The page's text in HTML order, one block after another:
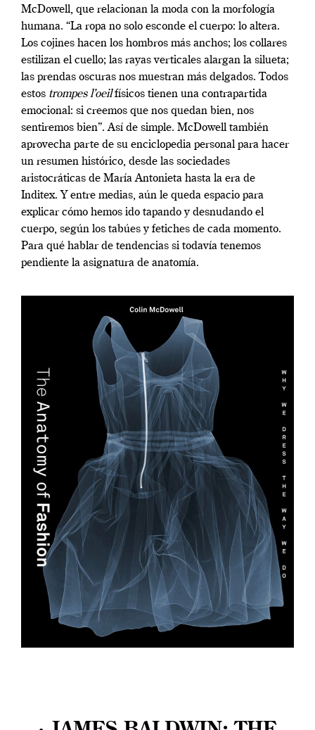
McDowell, que relacionan la moda con la morfología
humana. “La ropa no solo esconde el cuerpo: lo altera.
Los cojines hacen los hombros más anchos; los collares
estilizan el cuello; las rayas verticales alargan la silueta;
las prendas oscuras nos muestran más delgados. Todos
estos trompes l’oeilfísicos tienen una contrapartida
emocional: si creemos que nos quedan bien, nos
sentiremos bien”. Así de simple. McDowell también
aprovecha parte de su enciclopedia personal para hacer
un resumen histórico, desde las sociedades
aristocráticas de María Antonieta hasta la era de
Inditex. Y entre medias, aún le queda espacio para
explicar cómo hemos ido tapando y desnudando el
cuerpo, según los tabúes y fetiches de cada momento.
Para qué hablar de tendencias si todavía tenemos
pendiente la asignatura de anatomía.